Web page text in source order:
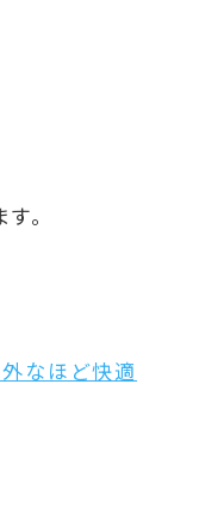
。
なほど快適